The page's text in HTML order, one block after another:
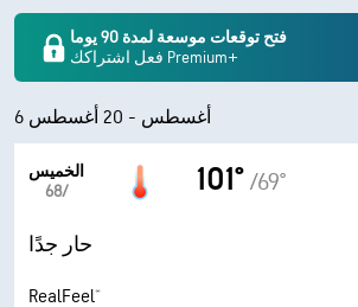
فتح توقعات موسعة لمدة 90 يوما
فعل اشتراكك Premium+
6 أغسطس - 20 أغسطس
الخميس
6‏/‏8
101° /69°
حار جدًا
RealFeel®